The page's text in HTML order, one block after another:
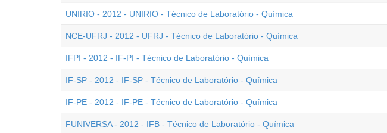
UNIRIO - 2012 - UNIRIO - Técnico de Laboratório - Química
NCE-UFRJ - 2012 - UFRJ - Técnico de Laboratório - Química
IFPI - 2012 - IF-PI - Técnico de Laboratório - Química
IF-SP - 2012 - IF-SP - Técnico de Laboratório - Química
IF-PE - 2012 - IF-PE - Técnico de Laboratório - Química
FUNIVERSA - 2012 - IFB - Técnico de Laboratório - Química